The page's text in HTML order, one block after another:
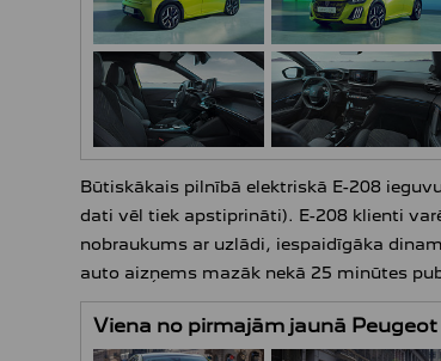
Būtiskākais pilnībā elektriskā E-208
dati vēl tiek apstiprināti). E-208 klienti
nobraukums ar uzlādi, iespaidīgāka
auto aizņems mazāk nekā 25 minūtes
Viena no pirmajām jaunā